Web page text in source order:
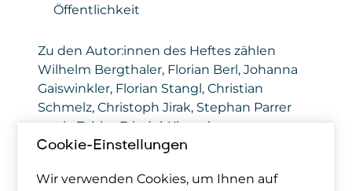
Öffentlichkeit
Zu den Autor:innen des Heftes zählen
Wilhelm Bergthaler, Florian Berl, Johanna
Gaiswinkler, Florian Stangl, Christian
Schmelz, Christoph Jirak, Stephan Parrer
sowie Tobias Friedel-Klarenberg.
Cookie-Einstellungen
Wir verwenden Cookies, um Ihnen auf